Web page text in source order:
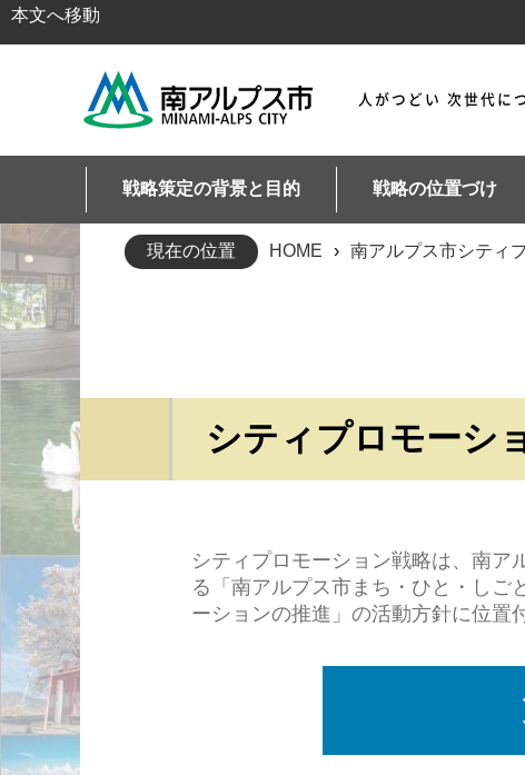
本文へ移動
人がつどい 次世代に
戦略策定の背景と目的 戦略の位置づけ
現在の位置 HOME › 南アルプス市シティ
シティプロモーシ
シティプロモーション戦略は、南ア
る「南アルプス市まち・ひと・しご
ーションの推進」の活動方針に位置